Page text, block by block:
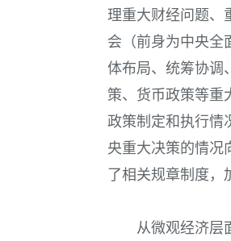
理重大财经问题、
会（前身为中央全
体布局、统筹协调
策、货币政策等重
政策制定和执行情
央重大决策的情况
了相关规章制度，
从微观经济层